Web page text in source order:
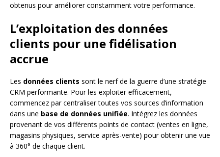
obtenus pour améliorer constamment votre performance.
L’exploitation des données
clients pour une fidélisation
accrue
Les données clients sont le nerf de la guerre d’une stratégie
CRM performante. Pour les exploiter efficacement,
commencez par centraliser toutes vos sources d’information
dans une base de données unifiée. Intégrez les données
provenant de vos différents points de contact (ventes en ligne,
magasins physiques, service après-vente) pour obtenir une vue
à 360° de chaque client.